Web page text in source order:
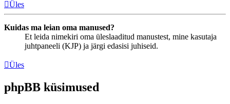
Üles
Kuidas ma leian oma manused?
Et leida nimekiri oma üleslaaditud manustest, mine kasutaja
juhtpaneeli (KJP) ja järgi edasisi juhiseid.
Üles
phpBB küsimused